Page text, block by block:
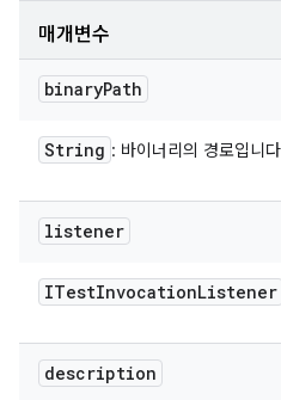
매개변수
binaryPath
String : 바이너리의 경로입니
listener
ITestInvocationListener
description